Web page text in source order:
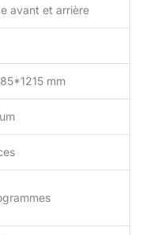
avant et arrière
mm